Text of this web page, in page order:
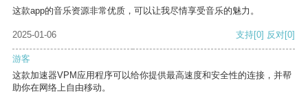
这款app的音乐资源非常优质，可以让我尽情享受音乐的魅力。
2025-01-06 支持[0] 反对[0]
游客
这款加速器VPM应用程序可以给你提供最高速度和安全性的连接，并帮
助你在网络上自由移动。